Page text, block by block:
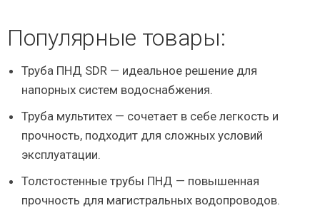
Популярные товары:
Труба ПНД SDR — идеальное решение для
напорных систем водоснабжения.
Труба мультитех — сочетает в себе легкость и
прочность, подходит для сложных условий
эксплуатации.
Толстостенные трубы ПНД — повышенная
прочность для магистральных водопроводов.